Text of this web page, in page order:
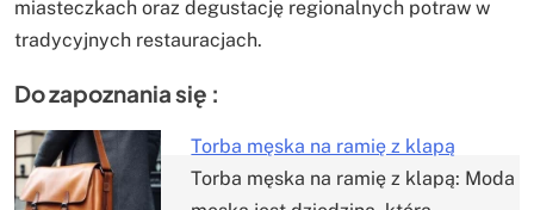
miasteczkach oraz degustację regionalnych potraw w
tradycyjnych restauracjach.
Do zapoznania się :
Torba męska na ramię z klapą
Torba męska na ramię z klapą: Moda